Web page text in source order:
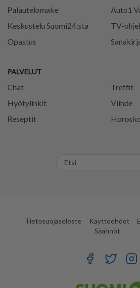
Palautelomake
Keskustelu Suomi24:sta
Opastus
PALVELUT
Chat
Treffit
Hyötylinkit
Viihde
Reseptit
Auto1
TV-
Tietosuojaseloste Käyttöehdot
Säännöt